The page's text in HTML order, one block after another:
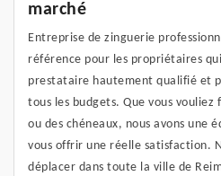
marché
Entreprise de zinguerie
référence pour les propriétaires
prestataire hautement qualifié et
tous les budgets. Que vous
ou des chéneaux, nous avons une
vous offrir une réelle satisfaction.
déplacer dans toute la ville de